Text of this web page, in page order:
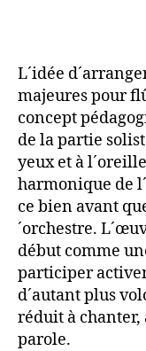
L´idée
majeures pour
concept
de la partie
yeux et à
harmonique de
ce bien avant
´orchestre.
début comme
participer
d´autant plus
réduit à chanter,
parole.